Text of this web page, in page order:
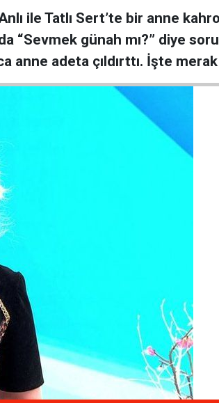
ile Tatlı Sert’te bir anne
“Sevmek günah mı?” diye
anne adeta çıldırttı. İşte